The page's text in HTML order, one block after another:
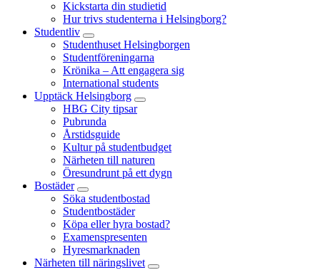
Kickstarta din studietid
Hur trivs studenterna i Helsingborg?
Studentliv
Studenthuset Helsingborgen
Studentföreningarna
Krönika – Att engagera sig
International students
Upptäck Helsingborg
HBG City tipsar
Pubrunda
Årstidsguide
Kultur på studentbudget
Närheten till naturen
Öresundrunt på ett dygn
Bostäder
Söka studentbostad
Studentbostäder
Köpa eller hyra bostad?
Examenspresenten
Hyresmarknaden
Närheten till näringslivet